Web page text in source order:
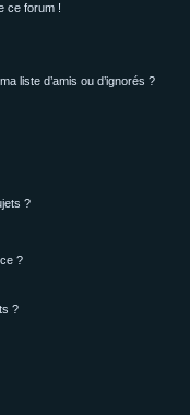
ce forum !
liste d’amis ou d’ignorés ?
?
?
?